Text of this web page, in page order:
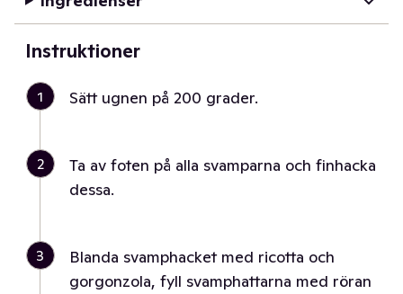
Instruktioner
1 Sätt ugnen på 200 grader.
2
Ta av foten på alla svamparna och finhacka
dessa.
3
Blanda svamphacket med ricotta och
gorgonzola, fyll svamphattarna med röran